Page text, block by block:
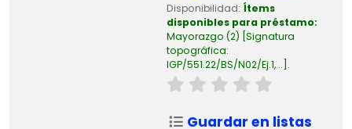
Disponibilidad: Ítems
disponibles para préstamo:
Mayorazgo (2) Signatura
topográfica:
IGP/551.22/BS/N02/Ej.1, .. .
Guardar en listas